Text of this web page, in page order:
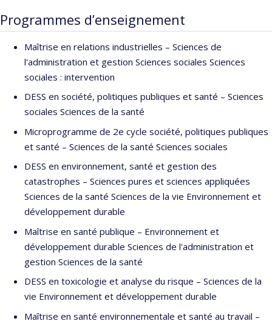
l’utilisation et l’analyse de données de biosurveillance humaine
aux contaminants environnementaux. En particulier, les métaux,
les pesticides et les composés organiques volatiles font l’objet
de ses recherches.
Programmes d’enseignement
Maîtrise en relations industrielles – Sciences de
l'administration et gestion Sciences sociales Sciences
sociales : intervention
DESS en société, politiques publiques et santé – Sciences
sociales Sciences de la santé
Microprogramme de 2e cycle société, politiques publiques
et santé – Sciences de la santé Sciences sociales
DESS en environnement, santé et gestion des
catastrophes – Sciences pures et sciences appliquées
Sciences de la santé Sciences de la vie Environnement et
développement durable
Maîtrise en santé publique – Environnement et
développement durable Sciences de l'administration et
gestion Sciences de la santé
DESS en toxicologie et analyse du risque – Sciences de la
vie Environnement et développement durable
Maîtrise en santé environnementale et santé au travail –